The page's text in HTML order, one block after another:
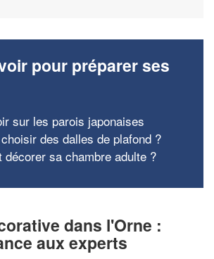
pour préparer ses
sur les parois japonaises
des dalles de plafond ?
décorer sa chambre adulte ?
dans l'Orne :
aux experts